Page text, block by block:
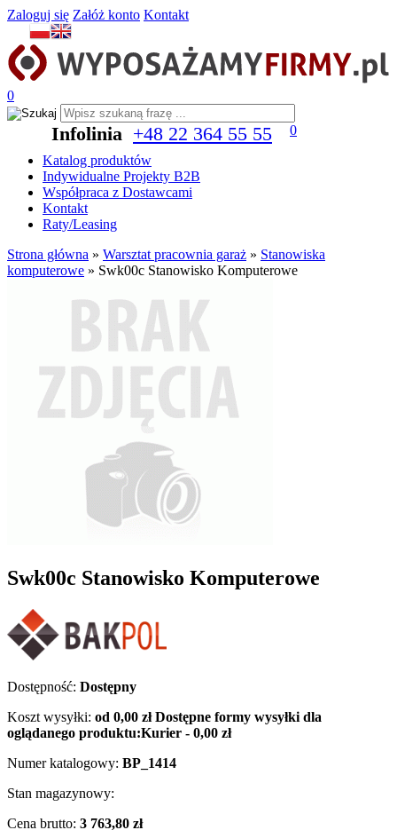
Zaloguj się Załóż konto Kontakt
0
Infolinia +48 22 364 55 55
0
Katalog produktów
Indywidualne Projekty B2B
Współpraca z Dostawcami
Kontakt
Raty/Leasing
Strona główna » Warsztat pracownia garaż » Stanowiska
komputerowe » Swk00c Stanowisko Komputerowe
Swk00c Stanowisko Komputerowe
Dostępność: Dostępny
Koszt wysyłki: od 0,00 złDostępne formy wysyłki dla
oglądanego produktu:Kurier - 0,00 zł
Numer katalogowy: BP_1414
Stan magazynowy:
Cena brutto: 3 763,80 zł